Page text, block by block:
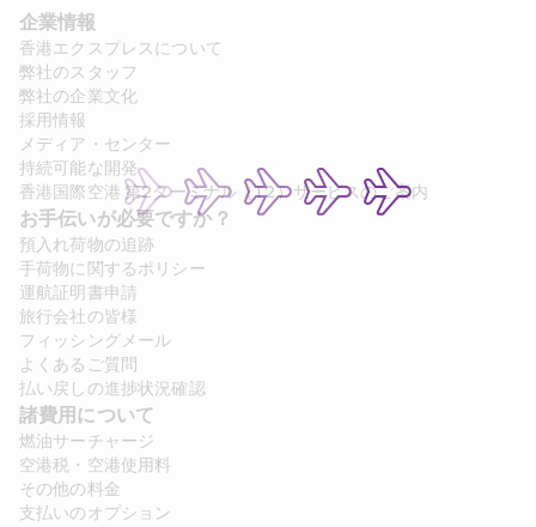
企業情報
香港エクスプレスについて
弊社のスタッフ
弊社の企業文化
採用情報
メディア・センター
持続可能な開発
香港国際空港 第2ターミナル（T2）サービスのご案内
お手伝いが必要ですか？
預入れ荷物の追跡
手荷物に関するポリシー
運航証明書申請
旅行会社の皆様
フィッシングメール
よくあるご質問
払い戻しの進捗状況確認
諸費用について
燃油サーチャージ
空港税・空港使用料
その他の料金
支払いのオプション